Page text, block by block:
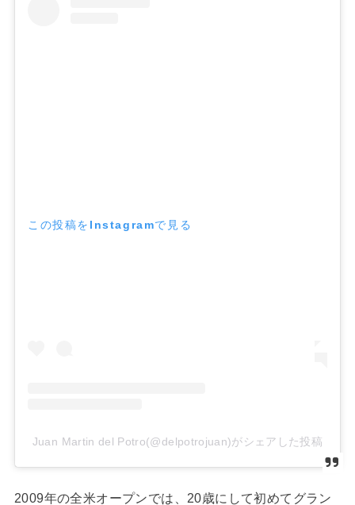
この投稿をInstagramで見る
Juan Martin del Potro(@delpotrojuan)がシェアした投稿
2009年の全米オープンでは、20歳にして初めてグラン